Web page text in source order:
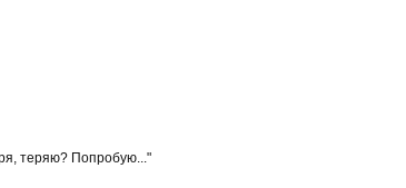
теряю? Попробую..."